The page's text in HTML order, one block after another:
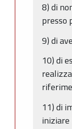
8) di
presso
9) di
10) di
11) di